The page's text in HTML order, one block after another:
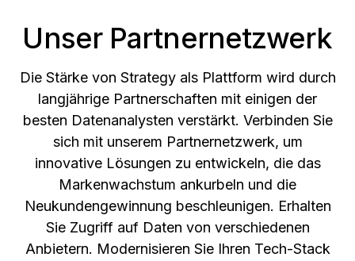
Unser Partnernetzwerk
Die Stärke von Strategy als Plattform wird durch
langjährige Partnerschaften mit einigen der
besten Datenanalysten verstärkt. Verbinden Sie
sich mit unserem Partnernetzwerk, um
innovative Lösungen zu entwickeln, die das
Markenwachstum ankurbeln und die
Neukundengewinnung beschleunigen. Erhalten
Sie Zugriff auf Daten von verschiedenen
Anbietern. Modernisieren Sie Ihren Tech-Stack